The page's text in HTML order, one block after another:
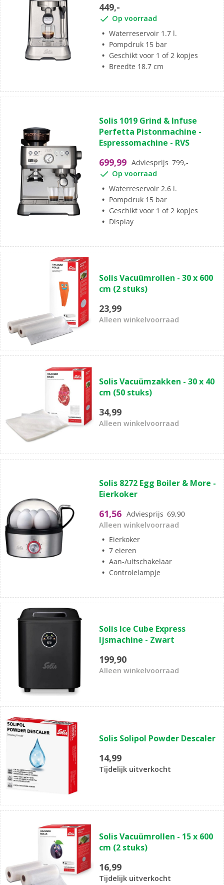
449,-
Op voorraad
Waterreservoir 1.7 l.
Pompdruk 15 bar
Geschikt voor 1 of 2 kopjes
Breedte 18.7 cm
Solis 1019 Grind & Infuse
Perfetta Pistonmachine -
Espressomachine - RVS
699,99 Adviesprijs 799,-
Op voorraad
Waterreservoir 2.6 l.
Pompdruk 15 bar
Geschikt voor 1 of 2 kopjes
Display
Solis Vacuümrollen - 30 x 600
cm (2 stuks)
23,99
Alleen winkelvoorraad
Solis Vacuümzakken - 30 x 40
cm (50 stuks)
34,99
Alleen winkelvoorraad
Solis 8272 Egg Boiler & More -
Eierkoker
61,56 Adviesprijs 69,90
Alleen winkelvoorraad
Eierkoker
7 eieren
Aan-/uitschakelaar
Controlelampje
Solis Ice Cube Express
Ijsmachine - Zwart
199,90
Alleen winkelvoorraad
Solis Solipol Powder Descaler
14,99
Tijdelijk uitverkocht
Solis Vacuümrollen - 15 x 600
cm (2 stuks)
16,99
Tijdelijk uitverkocht